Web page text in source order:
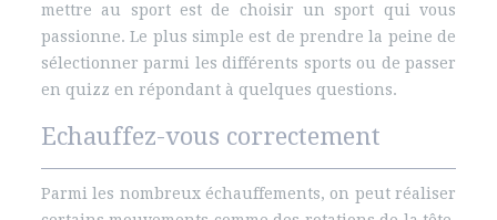
mettre au sport est de choisir un sport qui vous
passionne. Le plus simple est de prendre la peine de
sélectionner parmi les différents sports ou de passer
en quizz en répondant à quelques questions.
Echauffez-vous correctement
Parmi les nombreux échauffements, on peut réaliser